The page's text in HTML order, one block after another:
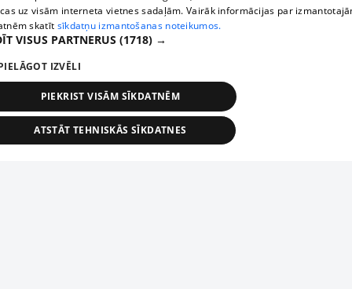
uz visām interneta vietnes sadaļām. Vairāk informācijas par
skatīt sīkdatņu izmantošanas noteikumos.
VISUS PARTNERUS (1718) →
IZVĒLI
PIEKRIST VISĀM SĪKDATNĒM
ATSTĀT TEHNISKĀS SĪKDATNES